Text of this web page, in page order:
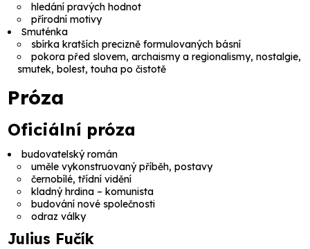
hledání pravých hodnot
přírodní motivy
Smuténka
sbírka kratších precizně formulovaných básní
pokora před slovem, archaismy a regionalismy, nostalgie,
smutek, bolest, touha po čistotě
Próza
Oficiální próza
budovatelský román
uměle vykonstruovaný příběh, postavy
černobílé, třídní vidění
kladný hrdina – komunista
budování nové společnosti
odraz války
Julius Fučík